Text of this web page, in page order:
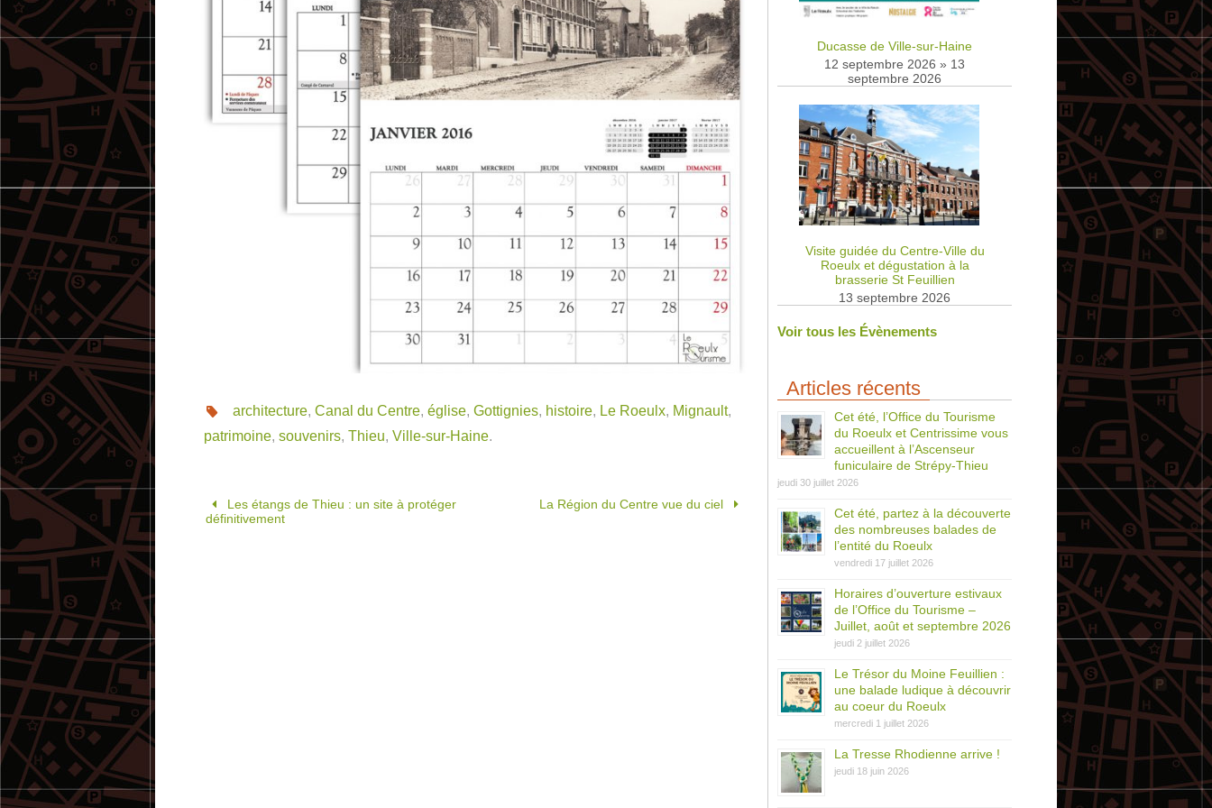
architecture, Canal du Centre, église, Gottignies, histoire, Le Roeulx, Mignault,
patrimoine, souvenirs, Thieu, Ville-sur-Haine.
Les étangs de Thieu : un site à protéger
définitivement
La Région du Centre vue du ciel
Ducasse de Ville-sur-Haine
12 septembre 2026 » 13
septembre 2026
Visite guidée du Centre-Ville du
Roeulx et dégustation à la
brasserie St Feuillien
13 septembre 2026
Voir tous les Évènements
Articles récents
Cet été, l’Office du Tourisme
du Roeulx et Centrissime vous
accueillent à l’Ascenseur
funiculaire de Strépy-Thieu
jeudi 30 juillet 2026
Cet été, partez à la découverte
des nombreuses balades de
l’entité du Roeulx
vendredi 17 juillet 2026
Horaires d’ouverture estivaux
de l’Office du Tourisme –
Juillet, août et septembre 2026
jeudi 2 juillet 2026
Le Trésor du Moine Feuillien :
une balade ludique à découvrir
au coeur du Roeulx
mercredi 1 juillet 2026
La Tresse Rhodienne arrive !
jeudi 18 juin 2026